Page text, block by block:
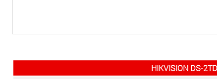
HIKVISION DS-